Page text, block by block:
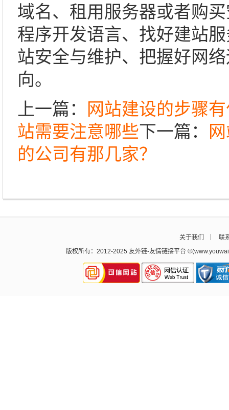
域名、租用服务器或者购
程序开发语言、找好建站
站安全与维护、把握好网
向。
上一篇：
网站建设的步骤
站需要注意哪些下一篇：
的公司有那几家？
关于我们
联
版权所有：2012-2025 友外链-友情链接平台